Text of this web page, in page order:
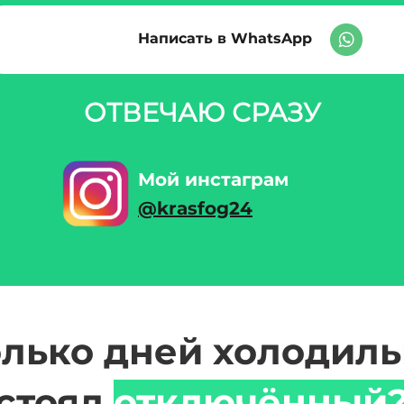
Написать в WhatsApp
ОТВЕЧАЮ СРАЗУ
Мой инстаграм
@krasfog24
дней